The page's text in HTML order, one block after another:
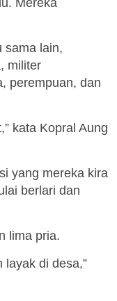
Mereka
sama lain,
militer
perempuan, dan
kata Kopral Aung
yang mereka kira
berlari dan
lima pria.
layak di desa,”